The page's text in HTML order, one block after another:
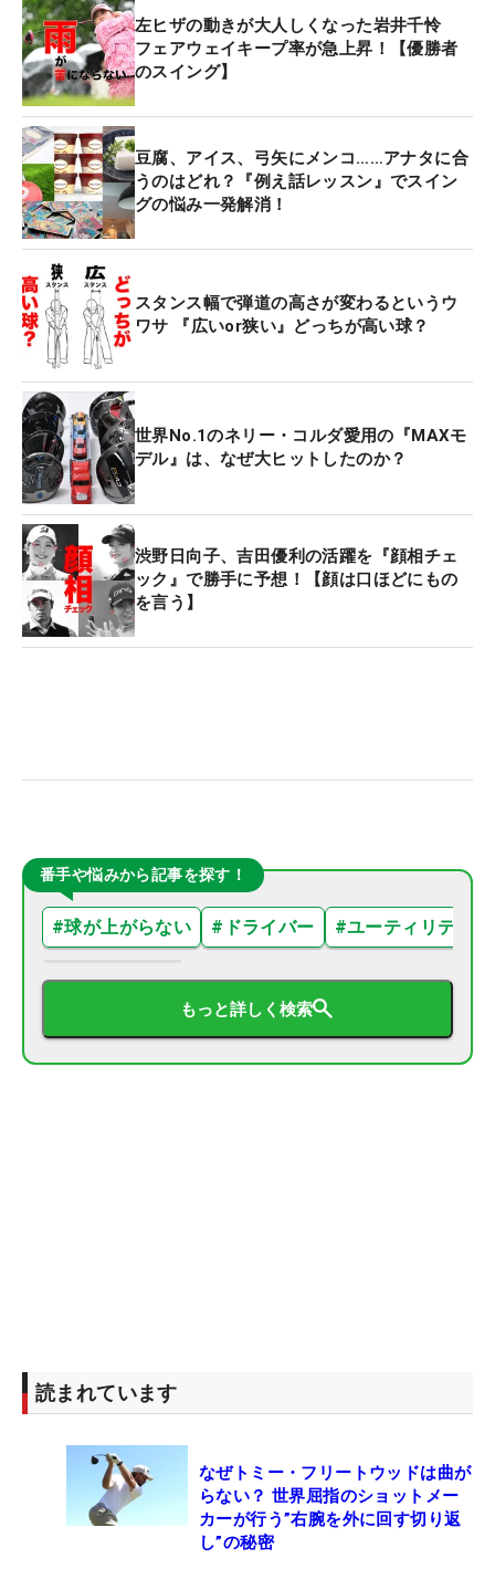
左ヒザの動きが大人しくなった岩井千怜
フェアウェイキープ率が急上昇！【優勝者
のスイング】
豆腐、アイス、弓矢にメンコ……アナタに合
うのはどれ？『例え話レッスン』でスイン
グの悩み一発解消！
スタンス幅で弾道の高さが変わるというウ
ワサ 『広いor狭い』どっちが高い球？
世界No.1のネリー・コルダ愛用の『MAXモ
デル』は、なぜ大ヒットしたのか？
渋野日向子、吉田優利の活躍を『顔相チェ
ック』で勝手に予想！【顔は口ほどにもの
を言う】
番手や悩みから記事を探す！
#球が上がらない # ドライバー #ユーティリティ
もっと詳しく検索
読まれています
なぜトミー・フリートウッドは曲が
らない？ 世界屈指のショットメー
カーが行う”右腕を外に回す切り返
し”の秘密